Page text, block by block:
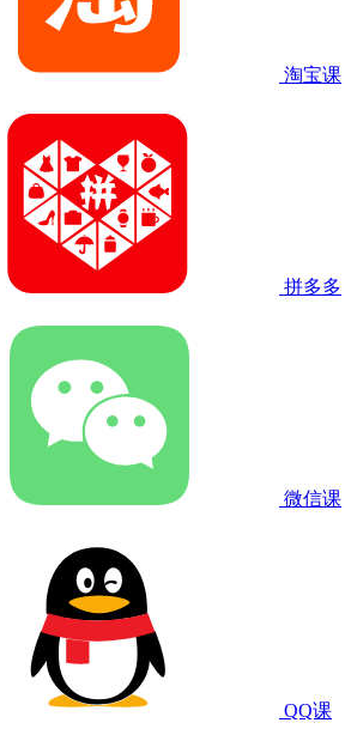
淘宝课
拼多多
微信课
QQ课